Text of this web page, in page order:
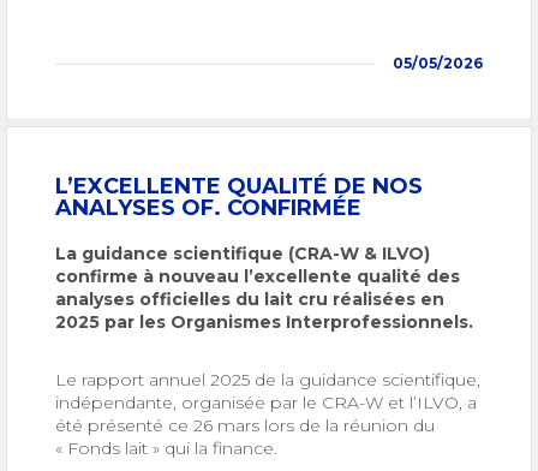
05/05/2026
L’EXCELLENTE QUALITÉ DE NOS
ANALYSES OF. CONFIRMÉE
La guidance scientifique (CRA-W & ILVO)
confirme à nouveau l’excellente qualité des
analyses officielles du lait cru réalisées en
2025 par les Organismes Interprofessionnels.
Le rapport annuel 2025 de la guidance scientifique,
indépendante, organisée par le CRA-W et l’ILVO, a
été présenté ce 26 mars lors de la réunion du
« Fonds lait » qui la finance.